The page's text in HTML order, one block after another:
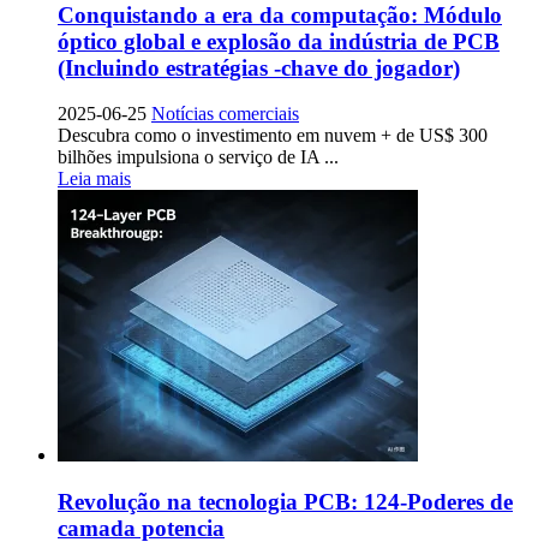
Conquistando a era da computação: Módulo
óptico global e explosão da indústria de PCB
(Incluindo estratégias -chave do jogador)
2025-06-25 Notícias comerciais
Descubra como o investimento em nuvem + de US$ 300
bilhões impulsiona o serviço de IA ...
Leia mais
Revolução na tecnologia PCB: 124-Poderes de
camada potencia